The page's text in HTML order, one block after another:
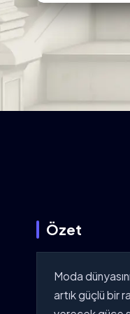
Özet
Moda
artık güçlü bir